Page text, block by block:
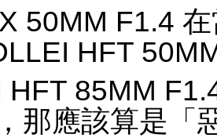
50MM F1.4
HFT
HFT 85MM
那應該算是「